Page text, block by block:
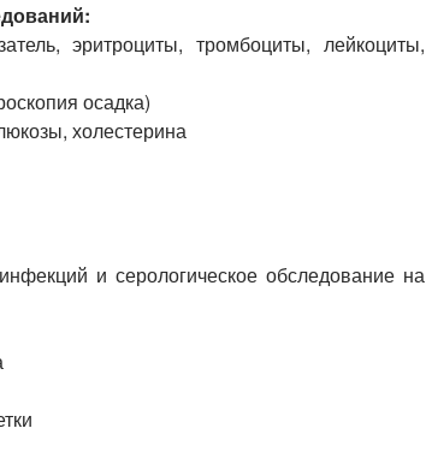
эритроциты, тромбоциты, лейкоциты,
осадка)
холестерина
и серологическое обследование на